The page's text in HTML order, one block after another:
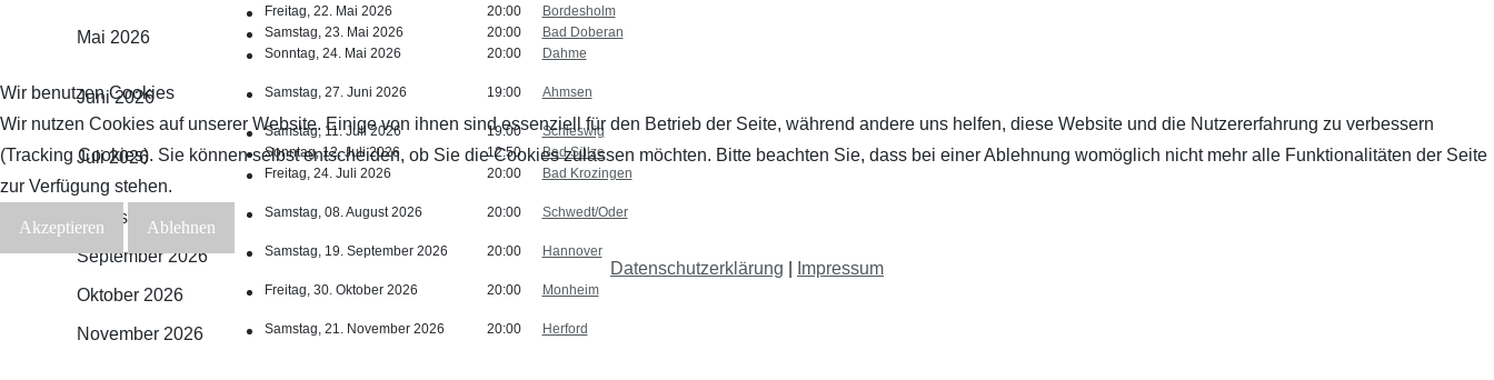
Mai 2026
Freitag, 22. Mai 2026 20:00
Bordesholm
Samstag, 23. Mai 2026
20:00
Bad Doberan
Sonntag, 24. Mai 2026
20:00 Dahme
Juni 2026 Samstag, 27. Juni 2026 19:00 Ahmsen
Juli 2026
Samstag, 11. Juli 2026 19:00
Schleswig
Sonntag, 12. Juli 2026
12:50
Bad Sülze
Freitag, 24. Juli 2026
20:00 Bad Krozingen
August 2026 Samstag, 08. August 2026 20:00 Schwedt/Oder
September 2026 Samstag, 19. September 2026 20:00 Hannover
Oktober 2026 Freitag, 30. Oktober 2026 20:00 Monheim
November 2026 Samstag, 21. November 2026 20:00 Herford
Wir benutzen Cookies
Wir nutzen Cookies auf unserer Website. Einige von ihnen sind essenziell für den Betrieb der Seite, während andere uns helfen, diese Website und die Nutzererfahrung zu verbessern
(Tracking Cookies). Sie können selbst entscheiden, ob Sie die Cookies zulassen möchten. Bitte beachten Sie, dass bei einer Ablehnung womöglich nicht mehr alle Funktionalitäten der Seite
zur Verfügung stehen.
Akzeptieren Ablehnen
Datenschutzerklärung Impressum